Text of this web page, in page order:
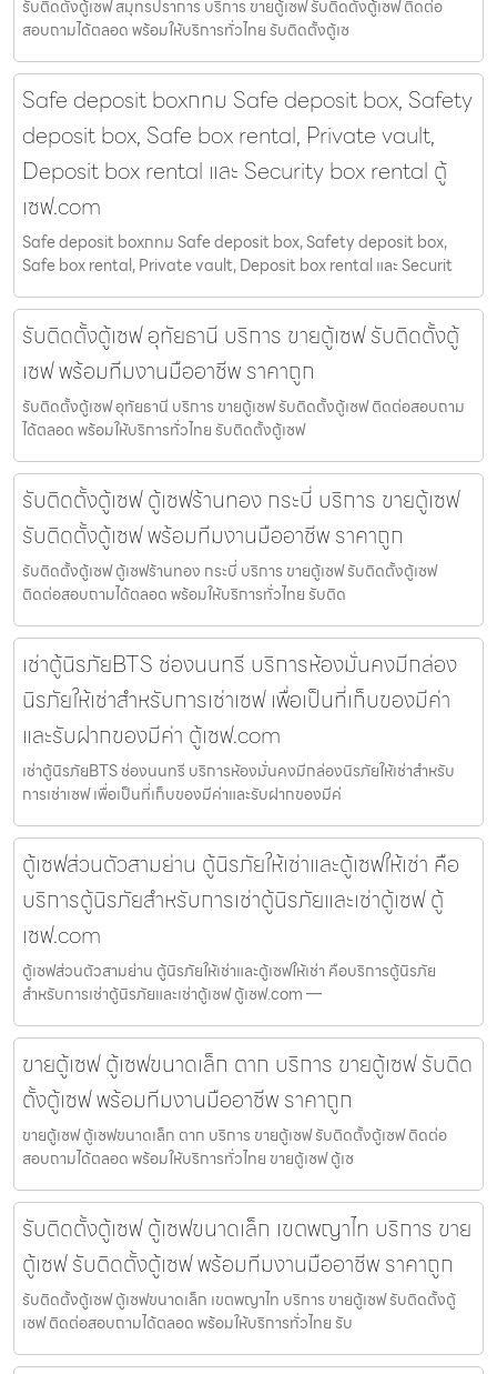
รับติดตั้งตู้เซฟ สมุทรปราการ บริการ ขายตู้เซฟ รับติดตั้งตู้เซฟ ติดต่อ
สอบถามได้ตลอด พร้อมให้บริการทั่วไทย รับติดตั้งตู้เซ
Safe deposit boxกทม Safe deposit box, Safety
deposit box, Safe box rental, Private vault,
Deposit box rental และ Security box rental ตู้
เซฟ.com
Safe deposit boxกทม Safe deposit box, Safety deposit box,
Safe box rental, Private vault, Deposit box rental และ Securit
รับติดตั้งตู้เซฟ อุทัยธานี บริการ ขายตู้เซฟ รับติดตั้งตู้
เซฟ พร้อมทีมงานมืออาชีพ ราคาถูก
รับติดตั้งตู้เซฟ อุทัยธานี บริการ ขายตู้เซฟ รับติดตั้งตู้เซฟ ติดต่อสอบถาม
ได้ตลอด พร้อมให้บริการทั่วไทย รับติดตั้งตู้เซฟ
รับติดตั้งตู้เซฟ ตู้เซฟร้านทอง กระบี่ บริการ ขายตู้เซฟ
รับติดตั้งตู้เซฟ พร้อมทีมงานมืออาชีพ ราคาถูก
รับติดตั้งตู้เซฟ ตู้เซฟร้านทอง กระบี่ บริการ ขายตู้เซฟ รับติดตั้งตู้เซฟ
ติดต่อสอบถามได้ตลอด พร้อมให้บริการทั่วไทย รับติด
เช่าตู้นิรภัยBTS ช่องนนทรี บริการห้องมั่นคงมีกล่อง
นิรภัยให้เช่าสำหรับการเช่าเซฟ เพื่อเป็นที่เก็บของมีค่า
และรับฝากของมีค่า ตู้เซฟ.com
เช่าตู้นิรภัยBTS ช่องนนทรี บริการห้องมั่นคงมีกล่องนิรภัยให้เช่าสำหรับ
การเช่าเซฟ เพื่อเป็นที่เก็บของมีค่าและรับฝากของมีค่
ตู้เซฟส่วนตัวสามย่าน ตู้นิรภัยให้เช่าและตู้เซฟให้เช่า คือ
บริการตู้นิรภัยสำหรับการเช่าตู้นิรภัยและเช่าตู้เซฟ ตู้
เซฟ.com
ตู้เซฟส่วนตัวสามย่าน ตู้นิรภัยให้เช่าและตู้เซฟให้เช่า คือบริการตู้นิรภัย
สำหรับการเช่าตู้นิรภัยและเช่าตู้เซฟ ตู้เซฟ.com —
ขายตู้เซฟ ตู้เซฟขนาดเล็ก ตาก บริการ ขายตู้เซฟ รับติด
ตั้งตู้เซฟ พร้อมทีมงานมืออาชีพ ราคาถูก
ขายตู้เซฟ ตู้เซฟขนาดเล็ก ตาก บริการ ขายตู้เซฟ รับติดตั้งตู้เซฟ ติดต่อ
สอบถามได้ตลอด พร้อมให้บริการทั่วไทย ขายตู้เซฟ ตู้เซ
รับติดตั้งตู้เซฟ ตู้เซฟขนาดเล็ก เขตพญาไท บริการ ขาย
ตู้เซฟ รับติดตั้งตู้เซฟ พร้อมทีมงานมืออาชีพ ราคาถูก
รับติดตั้งตู้เซฟ ตู้เซฟขนาดเล็ก เขตพญาไท บริการ ขายตู้เซฟ รับติดตั้งตู้
เซฟ ติดต่อสอบถามได้ตลอด พร้อมให้บริการทั่วไทย รับ